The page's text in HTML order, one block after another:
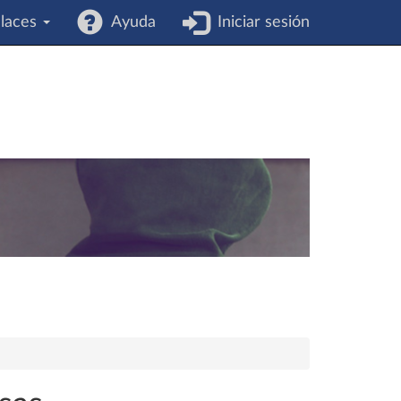
Ayuda Iniciar sesión